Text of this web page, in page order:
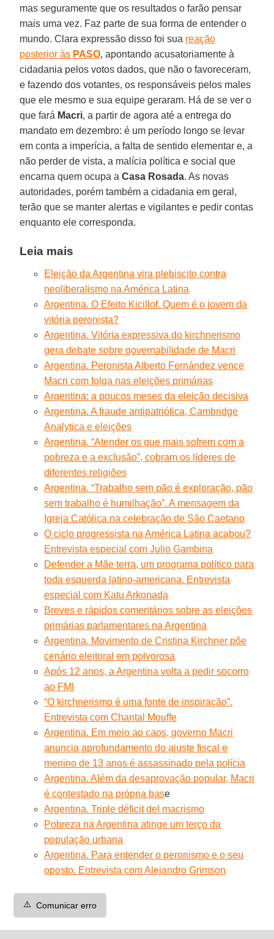
mas seguramente que os resultados o farão pensar
mais uma vez. Faz parte de sua forma de entender o
mundo. Clara expressão disso foi sua reação
posterior às PASO, apontando acusatoriamente à
cidadania pelos votos dados, que não o favoreceram,
e fazendo dos votantes, os responsáveis pelos males
que ele mesmo e sua equipe geraram. Há de se ver o
que fará Macri, a partir de agora até a entrega do
mandato em dezembro: é um período longo se levar
em conta a imperícia, a falta de sentido elementar e, a
não perder de vista, a malícia política e social que
encarna quem ocupa aCasa Rosada. As novas
autoridades, porém também a cidadania em geral,
terão que se manter alertas e vigilantes e pedir contas
enquanto ele corresponda.
Leia mais
Eleição da Argentina vira plebiscito contra
neoliberalismo na América Latina
Argentina. O Efeito Kicillof. Quem é o jovem da
vitória peronista?
Argentina. Vitória expressiva do kirchnerismo
gera debate sobre governabilidade de Macri
Argentina. Peronista Alberto Fernández vence
Macri com folga nas eleições primárias
Argentina: a poucos meses da eleição decisiva
Argentina. A fraude antipatriótica, Cambridge
Analytica e eleições
Argentina. “Atender os que mais sofrem com a
pobreza e a exclusão”, cobram os líderes de
diferentes religiões
Argentina. “Trabalho sem pão é exploração, pão
sem trabalho é humilhação”. A mensagem da
Igreja Católica na celebração de São Caetano
O ciclo progressista na América Latina acabou?
Entrevista especial com Julio Gambina
Defender a Mãe terra, um programa político para
toda esquerda latino-americana. Entrevista
especial com Katu Arkonada
Breves e rápidos comentários sobre as eleições
primárias parlamentares na Argentina
Argentina. Movimento de Cristina Kirchner põe
cenário eleitoral em polvorosa
Após 12 anos, a Argentina volta a pedir socorro
ao FMI
“O kirchnerismo é uma fonte de inspiração”.
Entrevista com Chantal Mouffe
Argentina. Em meio ao caos, governo Macri
anuncia aprofundamento do ajuste fiscal e
menino de 13 anos é assassinado pela polícia
Argentina. Além da desaprovação popular, Macri
é contestado na própria base
Argentina. Triple déficit del macrismo
Pobreza na Argentina atinge um terço da
população urbana
Argentina. Para entender o peronismo e o seu
oposto. Entrevista com Alejandro Grimson
⚠️ Comunicar erro